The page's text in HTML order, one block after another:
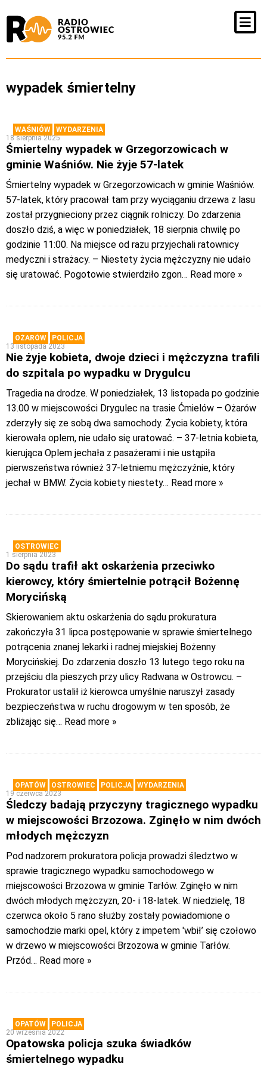
wypadek śmiertelny
WAŚNIÓW
WYDARZENIA
18 sierpnia 2025
Śmiertelny wypadek w Grzegorzowicach w
gminie Waśniów. Nie żyje 57-latek
Śmiertelny wypadek w Grzegorzowicach w gminie Waśniów.
57-latek, który pracował tam przy wyciąganiu drzewa z lasu
został przygnieciony przez ciągnik rolniczy. Do zdarzenia
doszło dziś, a więc w poniedziałek, 18 sierpnia chwilę po
godzinie 11:00. Na miejsce od razu przyjechali ratownicy
medyczni i strażacy. – Niestety życia mężczyzny nie udało
się uratować. Pogotowie stwierdziło zgon… Read more »
OŻARÓW
POLICJA
13 listopada 2023
Nie żyje kobieta, dwoje dzieci i mężczyzna trafili
do szpitala po wypadku w Drygulcu
Tragedia na drodze. W poniedziałek, 13 listopada po godzinie
13.00 w miejscowości Drygulec na trasie Ćmielów – Ożarów
zderzyły się ze sobą dwa samochody. Życia kobiety, która
kierowała oplem, nie udało się uratować. – 37-letnia kobieta,
kierująca Oplem jechała z pasażerami i nie ustąpiła
pierwszeństwa również 37-letniemu mężczyźnie, który
jechał w BMW. Życia kobiety niestety… Read more »
OSTROWIEC
1 sierpnia 2023
Do sądu trafił akt oskarżenia przeciwko
kierowcy, który śmiertelnie potrącił Bożennę
Morycińską
Skierowaniem aktu oskarżenia do sądu prokuratura
zakończyła 31 lipca postępowanie w sprawie śmiertelnego
potrącenia znanej lekarki i radnej miejskiej Bożenny
Morycińskiej. Do zdarzenia doszło 13 lutego tego roku na
przejściu dla pieszych przy ulicy Radwana w Ostrowcu. –
Prokurator ustalił iż kierowca umyślnie naruszył zasady
bezpieczeństwa w ruchu drogowym w ten sposób, że
zbliżając się… Read more »
OPATÓW OSTROWIEC POLICJA
WYDARZENIA
19 czerwca 2023
Śledczy badają przyczyny tragicznego wypadku
w miejscowości Brzozowa. Zginęło w nim dwóch
młodych mężczyzn
Pod nadzorem prokuratora policja prowadzi śledztwo w
sprawie tragicznego wypadku samochodowego w
miejscowości Brzozowa w gminie Tarłów. Zginęło w nim
dwóch młodych mężczyzn, 20- i 18-latek. W niedzielę, 18
czerwca około 5 rano służby zostały powiadomione o
samochodzie marki opel, który z impetem 'wbił’ się czołowo
w drzewo w miejscowości Brzozowa w gminie Tarłów.
Przód… Read more »
OPATÓW
POLICJA
20 września 2022
Opatowska policja szuka świadków
śmiertelnego wypadku